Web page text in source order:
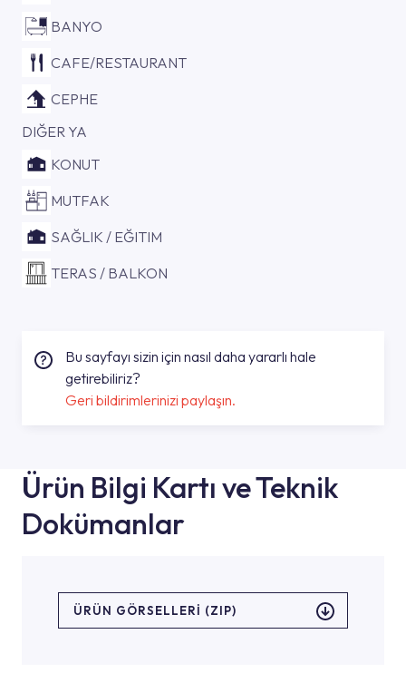
BANYO
CAFE/RESTAURANT
CEPHE
DIĞER YA
KONUT
MUTFAK
SAĞLIK / EĞITIM
TERAS / BALKON
Bu sayfayı sizin için nasıl daha yararlı hale
getirebiliriz?
Geri bildirimlerinizi paylaşın.
Ürün Bilgi Kartı ve Teknik
Dokümanlar
ÜRÜN GÖRSELLERI (ZIP)